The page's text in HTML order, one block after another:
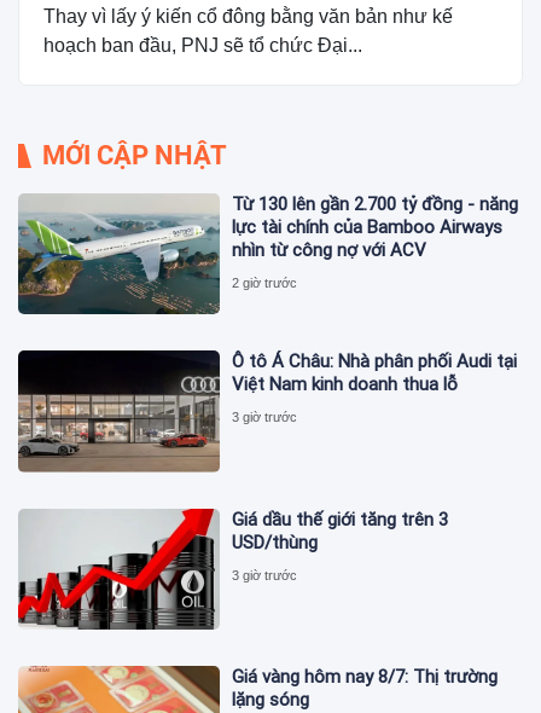
Thay vì lấy ý kiến cổ đông bằng văn bản như kế
hoạch ban đầu, PNJ sẽ tổ chức Đại...
MỚI CẬP NHẬT
Từ 130 lên gần 2.700 tỷ đồng - năng
lực tài chính của Bamboo Airways
nhìn từ công nợ với ACV
2 giờ trước
Ô tô Á Châu: Nhà phân phối Audi tại
Việt Nam kinh doanh thua lỗ
3 giờ trước
Giá dầu thế giới tăng trên 3
USD/thùng
3 giờ trước
Giá vàng hôm nay 8/7: Thị trường
lặng sóng